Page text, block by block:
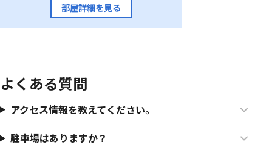
部屋詳細を見る
よくある質問
アクセス情報を教えてください。
駐車場はありますか？